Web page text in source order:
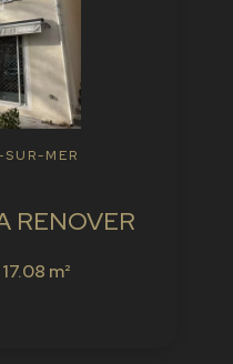
MER
RENOVER
17.08 m²